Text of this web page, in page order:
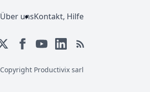
Über unsKontakt, Hilfe
Copyright Productivix sarl